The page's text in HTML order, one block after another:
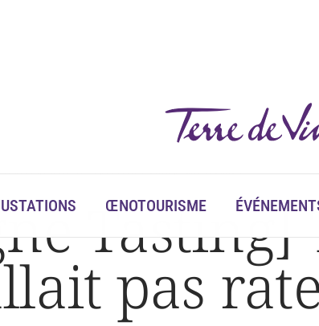
ŒNOTOURISME
bios qu’il ne fallait pas rater à Champagne Tasting !
Tasting]
pas